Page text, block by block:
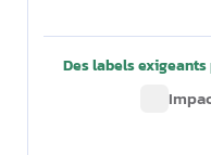
Des labels